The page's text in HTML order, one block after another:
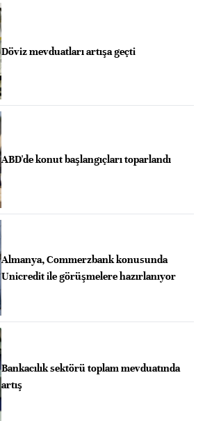
Döviz mevduatları artışa geçti
ABD'de konut başlangıçları toparlandı
Almanya, Commerzbank konusunda
Unicredit ile görüşmelere hazırlanıyor
Bankacılık sektörü toplam mevduatında
artış